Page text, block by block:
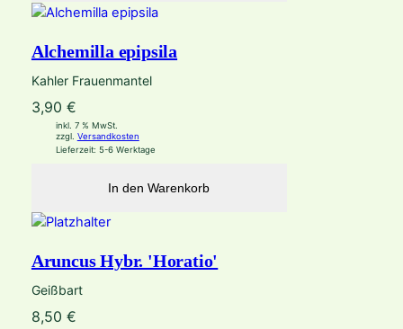
Alchemilla epipsila
Kahler Frauenmantel
3,90 €
inkl. 7 % MwSt.
zzgl. Versandkosten
Lieferzeit: 5-6 Werktage
In den Warenkorb
Aruncus Hybr. 'Horatio'
Geißbart
8,50 €